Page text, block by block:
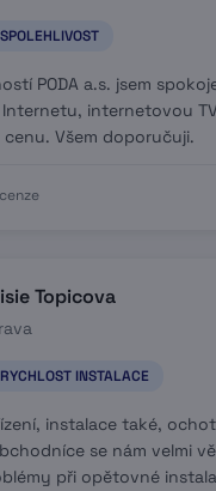
SPOLEHLIVOST
PODA a.s. jsem
internetovou
Všem doporučuji.
Topicova
RYCHLOST INSTALACE
instalace také,
se nám velmi
při opětovné